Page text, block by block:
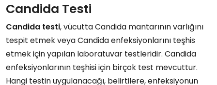
Candida Testi
Candida testi, vücutta Candida mantarının varlığını
tespit etmek veya Candida enfeksiyonlarını teşhis
etmek için yapılan laboratuvar testleridir. Candida
enfeksiyonlarının teşhisi için birçok test mevcuttur.
Hangi testin uygulanacağı, belirtilere, enfeksiyonun